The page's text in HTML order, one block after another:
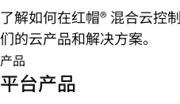
了解如何在红帽® 混合云控
们的云产品和解决方案。
产品
平台产品